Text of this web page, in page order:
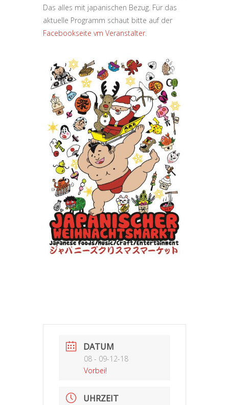
Das alles mit japanischen Bezug. Für das
aktuelle Programm schaut bitte auf der
Facebookseite vm Veranstalter.
DATUM
08 - 09-12-18
Vorbei!
UHRZEIT